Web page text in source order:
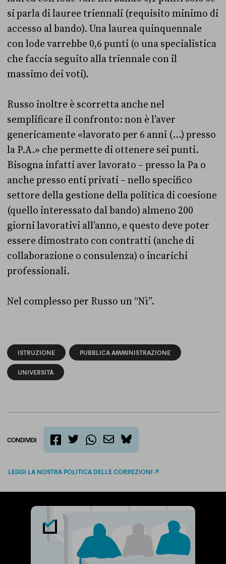
si parla di lauree triennali (requisito minimo di
accesso al bando). Una laurea quinquennale
con lode varrebbe 0,6 punti (o una specialistica
che faccia seguito alla triennale con il
massimo dei voti).
Russo inoltre è scorretta anche nel
semplificare il confronto: non è l’aver
genericamente «lavorato per 6 anni (…) presso
la P.A.» che permette di ottenere sei punti.
Bisogna infatti aver lavorato – presso la Pa o
anche presso enti privati – nello specifico
settore della gestione della politica di coesione
(quello interessato dal bando) almeno 200
giorni lavorativi all’anno, e questo deve poter
essere dimostrato con contratti (anche di
collaborazione o consulenza) o incarichi
professionali.
Nel complesso per Russo un “Nì”.
ISTRUZIONE PUBBLICA AMMINISTRAZIONE
UNIVERSITÀ
CONDIVIDI
bluesky
LEGGI LA NOSTRA POLITICA DELLE CORREZIONI